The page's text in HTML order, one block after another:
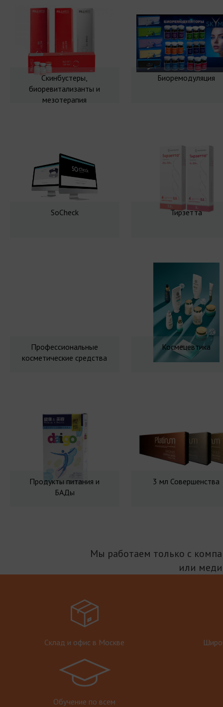
Скинбустеры,
биоревитализанты и
мезотерапия
Биоремодуляция
SoCheck Тирзетта
Профессиональные
косметические средства
Космецевтика
Продукты питания и
БАДы
3 мл Совершенства
Мы работаем только с
или
Склад и офис в Москве
Обучение по всем